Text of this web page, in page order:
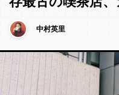
中村英里